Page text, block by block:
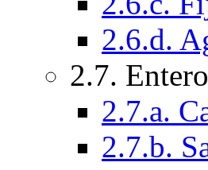
2.6.d.
2.7.
2.7.a.
2.7.b.